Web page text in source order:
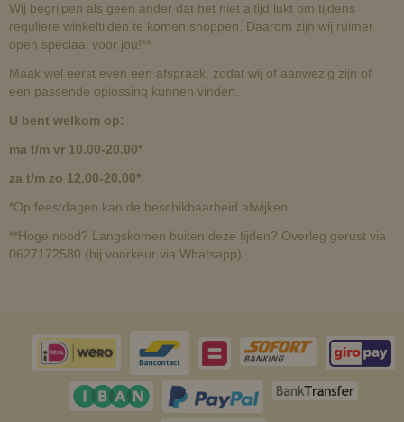
Wij begrijpen als geen ander dat het niet altijd lukt om tijdens
reguliere winkeltijden te komen shoppen. Daarom zijn wij ruimer
open speciaal voor jou!**
Maak wel eerst even een afspraak, zodat wij of aanwezig zijn of
een passende oplossing kunnen vinden.
U bent welkom op:
ma t/m vr 10.00-20.00*
za t/m zo 12.00-20.00*
*Op feestdagen kan de beschikbaarheid afwijken.
**Hoge nood? Langskomen buiten deze tijden? Overleg gerust via
0627172580 (bij voorkeur via Whatsapp)